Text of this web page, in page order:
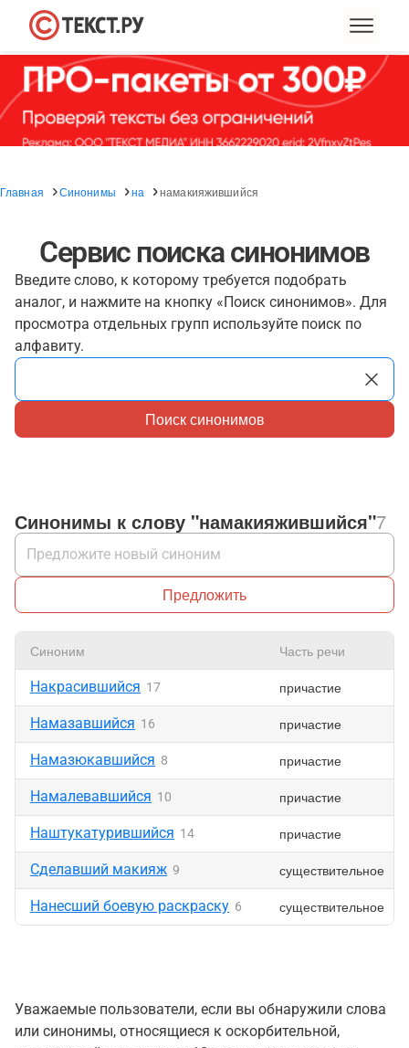
Главная Синонимы на намакияжившийся
Сервис поиска синонимов
Введите слово, к которому требуется подобрать
аналог, и нажмите на кнопку «Поиск синонимов». Для
просмотра отдельных групп используйте поиск по
алфавиту.
Поиск синонимов
Синонимы к слову "намакияжившийся"7
Предложить
Синоним Часть речи
Накрасившийся 17 причастие
Намазавшийся 16 причастие
Намазюкавшийся 8 причастие
Намалевавшийся 10 причастие
Наштукатурившийся 14 причастие
Сделавший макияж 9 существительное
Нанесший боевую раскраску 6 существительное
Уважаемые пользователи, если вы обнаружили слова
или синонимы, относящиеся к оскорбительной,